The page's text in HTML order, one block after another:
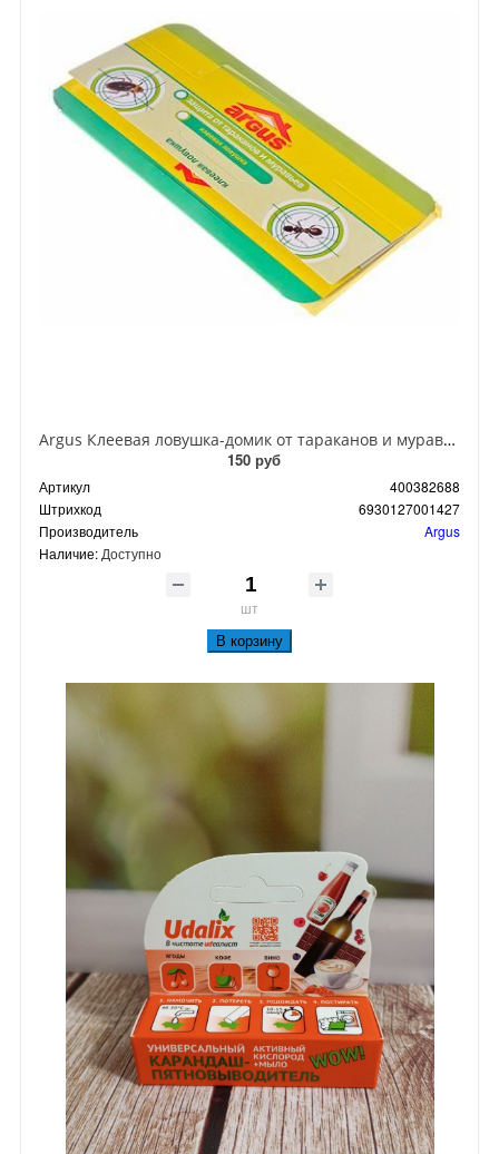
Argus Клеевая ловушка-домик от тараканов и муравьев
150 руб
Артикул
400382688
Штрихкод
6930127001427
Производитель
Argus
Наличие: Доступно
шт
В корзину